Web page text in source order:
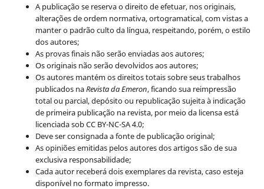
A publicação se reserva o direito de efetuar, nos originais,
alterações de ordem normativa, ortogramatical, com vistas a
manter o padrão culto da língua, respeitando, porém, o estilo
dos autores;
As provas finais não serão enviadas aos autores;
Os originais não serão devolvidos aos autores;
Os autores mantém os direitos totais sobre seus trabalhos
publicados naRevista da Emeron, ficando sua reimpressão
total ou parcial, depósito ou republicação sujeita à indicação
de primeira publicação na revista, por meio da licensa está
licenciada sob CC BY-NC-SA 4.0;
Deve ser consignada a fonte de publicação original;
As opiniões emitidas pelos autores dos artigos são de sua
exclusiva responsabilidade;
Cada autor receberá dois exemplares da revista, caso esteja
disponível no formato impresso.